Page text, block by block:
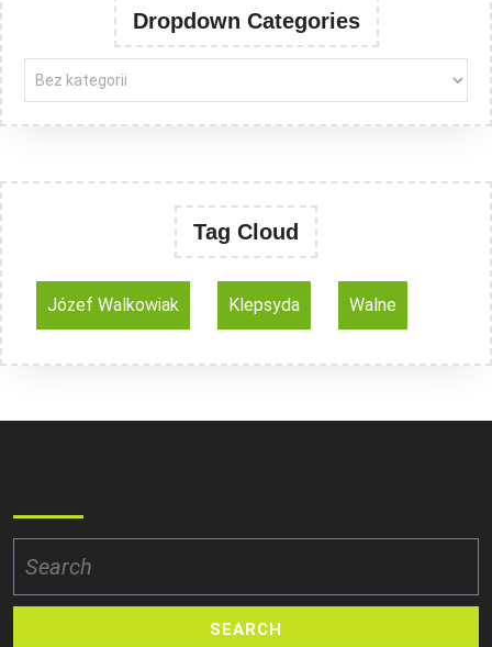
Dropdown Categories
Tag Cloud
Józef Walkowiak Klepsyda Walne
for: